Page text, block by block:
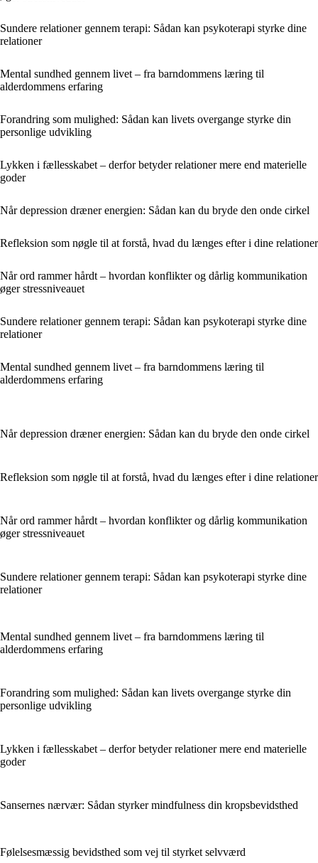
Sundere relationer gennem terapi: Sådan kan psykoterapi styrke dine
relationer
Mental sundhed gennem livet – fra barndommens læring til
alderdommens erfaring
Forandring som mulighed: Sådan kan livets overgange styrke din
personlige udvikling
Lykken i fællesskabet – derfor betyder relationer mere end materielle
goder
Når depression dræner energien: Sådan kan du bryde den onde cirkel
Refleksion som nøgle til at forstå, hvad du længes efter i dine relationer
Når ord rammer hårdt – hvordan konflikter og dårlig kommunikation
øger stressniveauet
Sundere relationer gennem terapi: Sådan kan psykoterapi styrke dine
relationer
Mental sundhed gennem livet – fra barndommens læring til
alderdommens erfaring
Når depression dræner energien: Sådan kan du bryde den onde cirkel
Refleksion som nøgle til at forstå, hvad du længes efter i dine relationer
Når ord rammer hårdt – hvordan konflikter og dårlig kommunikation
øger stressniveauet
Sundere relationer gennem terapi: Sådan kan psykoterapi styrke dine
relationer
Mental sundhed gennem livet – fra barndommens læring til
alderdommens erfaring
Forandring som mulighed: Sådan kan livets overgange styrke din
personlige udvikling
Lykken i fællesskabet – derfor betyder relationer mere end materielle
goder
Sansernes nærvær: Sådan styrker mindfulness din kropsbevidsthed
Følelsesmæssig bevidsthed som vej til styrket selvværd